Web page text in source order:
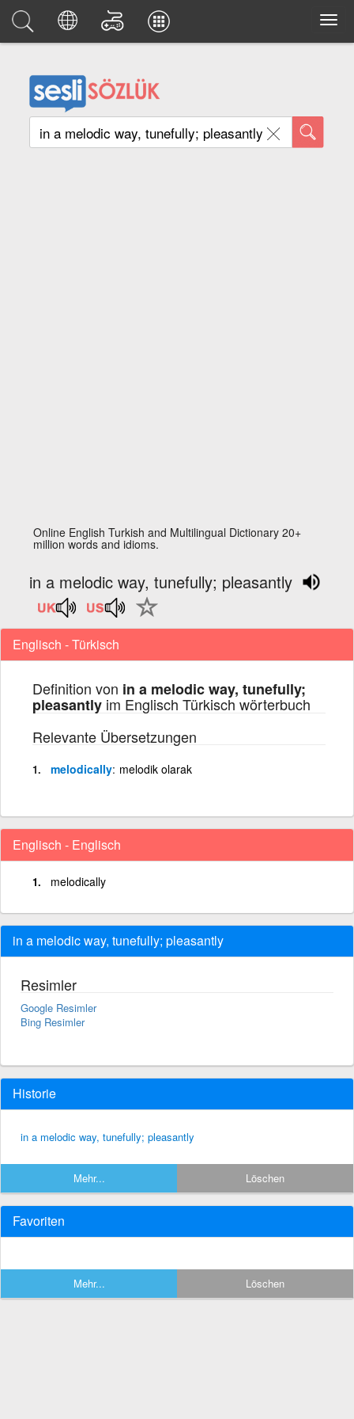
Online English Turkish and Multilingual Dictionary 20+
million words and idioms.
in a melodic way, tunefully; pleasantly
Englisch - Türkisch
Definition von in a melodic way, tunefully;
pleasantly im Englisch Türkisch wörterbuch
Relevante Übersetzungen
melodically melodik olarak
Englisch - Englisch
melodically
in a melodic way, tunefully; pleasantly
Resimler
Google Resimler
Bing Resimler
Historie
in a melodic way, tunefully; pleasantly
Mehr... Löschen
Favoriten
Mehr... Löschen